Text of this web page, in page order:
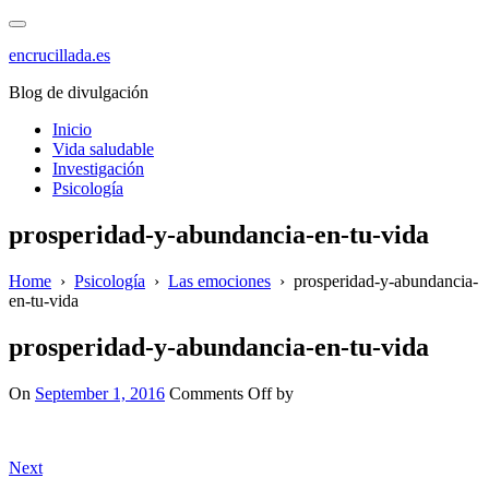
Skip
content
encrucillada.es
Blog de divulgación
Inicio
Vida saludable
Investigación
Psicología
prosperidad-y-abundancia-en-tu-vida
Home › Psicología › Las emociones › prosperidad-y-abundancia-
en-tu-vida
prosperidad-y-abundancia-en-tu-vida
On September 1, 2016 Comments Offon
by
Next